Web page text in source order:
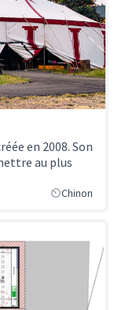
en 2008. Son
au plus
Chinon